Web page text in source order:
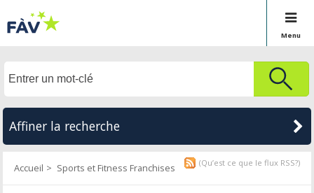
Menu
Affiner la recherche
Accueil Sports et Fitness Franchises (Qu’est ce que le flux RSS?)